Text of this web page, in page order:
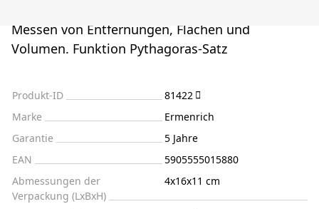
Messen von Entfernungen, Flächen und
Volumen. Funktion Pythagoras-Satz
Produkt-ID
81422
Marke
Ermenrich
Garantie
5 Jahre
EAN
5905555015880
Abmessungen der
Verpackung (LxBxH)
4x16x11 cm